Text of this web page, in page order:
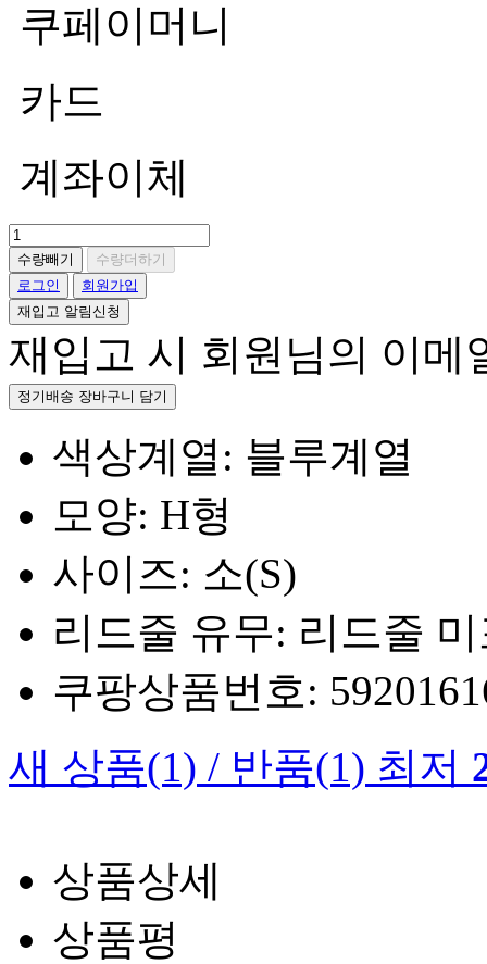
쿠페이머니
카드
계좌이체
수량빼기
수량더하기
로그인
회원가입
재입고 알림신청
재입고 시 회원님의 이메
정기배송 장바구니 담기
색상계열: 블루계열
모양: H형
사이즈: 소(S)
리드줄 유무: 리드줄
쿠팡상품번호:
새 상품(1) / 반품(1) 최저
상품상세
상품평